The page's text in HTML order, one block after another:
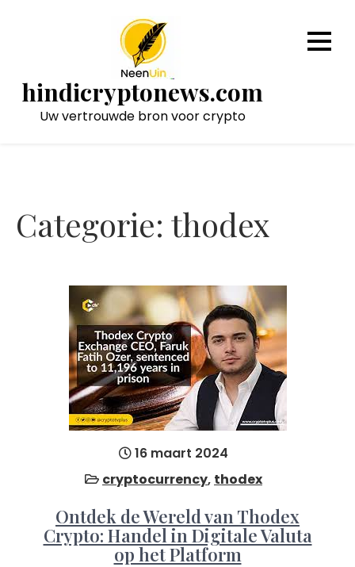
hindicryptonews.com
Uw vertrouwde bron voor crypto
Categorie: thodex
16 maart 2024
cryptocurrency, thodex
Ontdek de Wereld van Thodex
Crypto: Handel in Digitale Valuta
op het Platform